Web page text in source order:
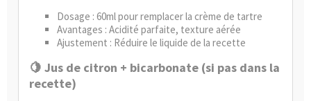
Dosage : 60ml pour remplacer la crème de tartre
Avantages : Acidité parfaite, texture aérée
Ajustement : Réduire le liquide de la recette
🍋 Jus de citron + bicarbonate (si pas dans la
recette)